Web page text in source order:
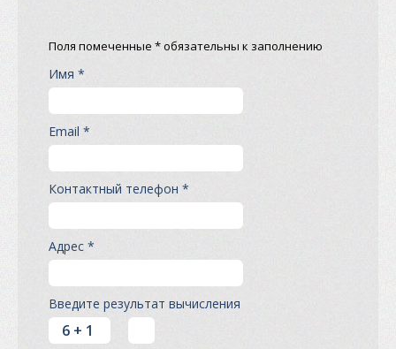
Поля помеченные * обязательны к заполнению
Имя *
Email *
Контактный телефон *
Адрес *
Введите результат вычисления